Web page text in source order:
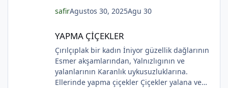
aldım sen sandım Koklamadım.Uğur Arslan
safirAgustos 30, 2025Agu 30
YAPMA ÇİÇEKLER
Çırılçıplak bir kadın İniyor güzellik dağlarının
Esmer akşamlarından, Yalnızlıgının ve
yalanlarının Karanlık uykusuzluklarına.
Ellerinde yapma çiçekler Çiçekler yalana ve